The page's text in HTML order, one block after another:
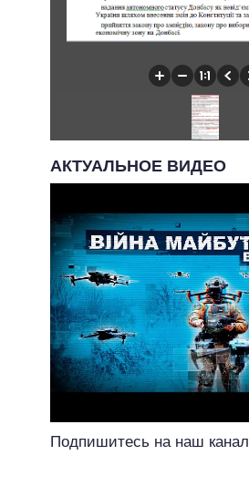
АКТУАЛЬНОЕ ВИДЕО
Подпишитесь на наш канал